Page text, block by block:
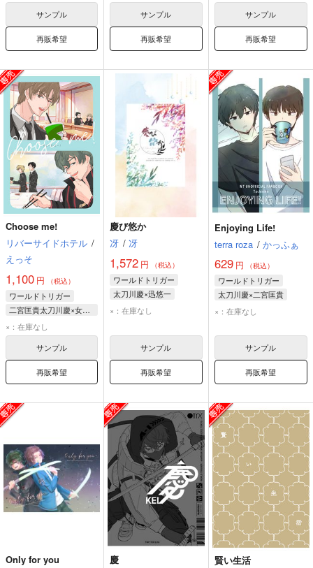
サンプル
再販希望
サンプル
再販希望
サンプル
再販希望
Choose me!
リバーサイドホテル /
えっそ
1,100 円 （税込）
ワールドトリガー
二宮匡貴太刀川慶×女夢主
二宮匡貴
女夢主
×：在庫なし
サンプル
再販希望
慶び悠か
冴 / 冴
1,572 円 （税込）
ワールドトリガー
太刀川慶×迅悠一
太刀川慶
×：在庫なし
サンプル
再販希望
Enjoying Life!
terra roza / かっふぁ
629円 （税込）
ワールドトリガー
太刀川慶×二宮匡貴
太刀川慶
×：在庫なし
サンプル
再販希望
Only for you
慶
賢い生活